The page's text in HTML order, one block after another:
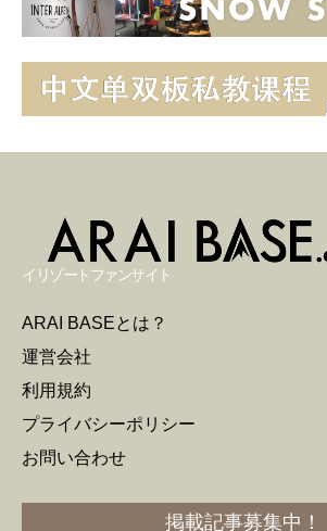
イリゾートファンサイト
ARAI BASEとは？
運営会社
利用規約
プライバシーポリシー
お問い合わせ
掲載記事募集中！